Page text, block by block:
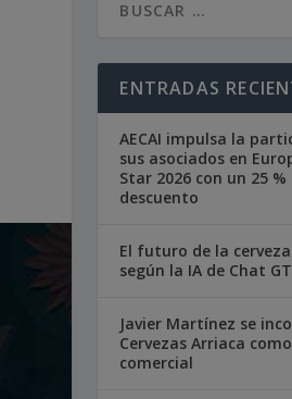
ENTRADAS
AECAI impulsa la
sus asociados en
Star 2026 con un 25 %
descuento
El futuro de la
según la IA de Chat
Javier Martínez se
Cervezas Arriaca
comercial